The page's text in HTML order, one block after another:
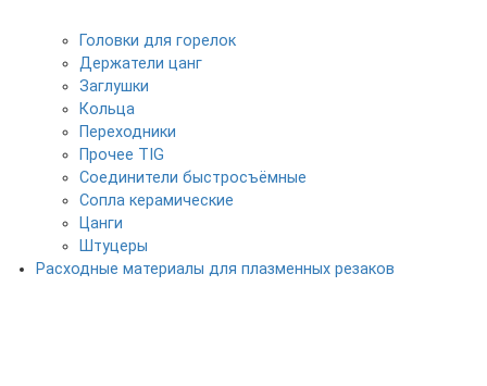
Головки для горелок
Держатели цанг
Заглушки
Кольца
Переходники
Прочее TIG
Соединители быстросъёмные
Сопла керамические
Цанги
Штуцеры
Расходные материалы для плазменных резаков